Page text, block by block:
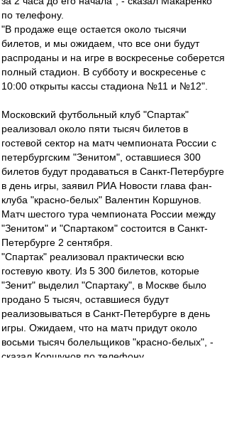
по телефону.
"В продаже еще остается около тысячи
билетов, и мы ожидаем, что все они будут
распроданы и на игре в воскресенье соберется
полный стадион. В субботу и воскресенье с
10:00 открыты кассы стадиона №11 и №12".
Московский футбольный клуб "Спартак"
реализовал около пяти тысяч билетов в
гостевой сектор на матч чемпионата России с
петербургским "Зенитом", оставшиеся 300
билетов будут продаваться в Санкт-Петербурге
в день игры, заявил РИА Новости глава фан-
клуба "красно-белых" Валентин Коршунов.
Матч шестого тура чемпионата России между
"Зенитом" и "Спартаком" состоится в Санкт-
Петербурге 2 сентября.
"Спартак" реализовал практически всю
гостевую квоту. Из 5 300 билетов, которые
"Зенит" выделил "Спартаку", в Москве было
продано 5 тысяч, оставшиеся будут
реализовываться в Санкт-Петербурге в день
игры. Ожидаем, что на матч придут около
восьми тысяч болельщиков "красно-белых", -
сказал Коршунов по телефону.